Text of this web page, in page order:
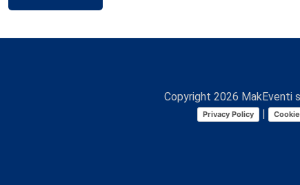
Copyright 2026 MakEventi
Privacy Policy |